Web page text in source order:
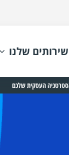
שלנו
העסקית שלכם